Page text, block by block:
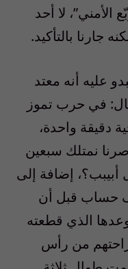
لا أحد
جارنا بالتأكيد.
عليه أنه معتد
في حرب تموز
دقيقة واحدة،
نمتلك سبعين
إضافة إلى
حساب قبل أن
الذي قطعته
من رأس